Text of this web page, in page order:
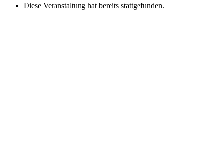
Diese Veranstaltung hat bereits stattgefunden.